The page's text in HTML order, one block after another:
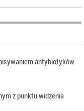
antybiotyków
z punktu widzenia